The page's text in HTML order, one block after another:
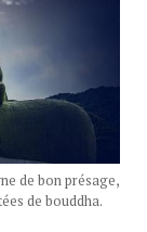
de bon présage,
de bouddha.